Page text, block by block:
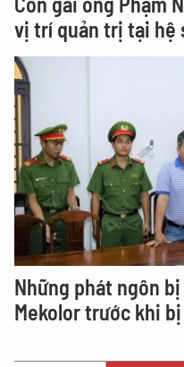
vị trí quản trị tại hệ
Những phát ngôn
Mekolor trước khi